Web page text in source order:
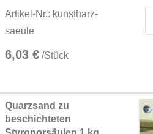
Artikel-Nr.: kunstharz-
saeule
6,03 € /Stück
Quarzsand zu
beschichteten